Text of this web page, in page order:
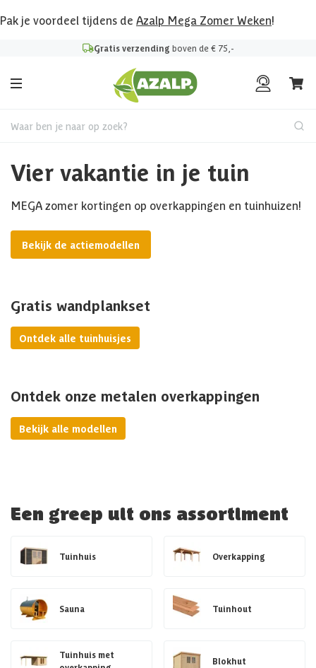
Pak je voordeel tijdens de Azalp Mega Zomer Weken!
Gratis verzending boven de € 75,-
Waar ben je naar op zoek?
Vier vakantie in je tuin
MEGA zomer kortingen op overkappingen en tuinhuizen!
Bekijk de actiemodellen
Gratis wandplankset
Ontdek alle tuinhuisjes
Ontdek onze metalen overkappingen
Bekijk alle modellen
Een greep uit ons assortiment
Tuinhuis Overkapping
Sauna Tuinhout
Tuinhuis met
Blokhut